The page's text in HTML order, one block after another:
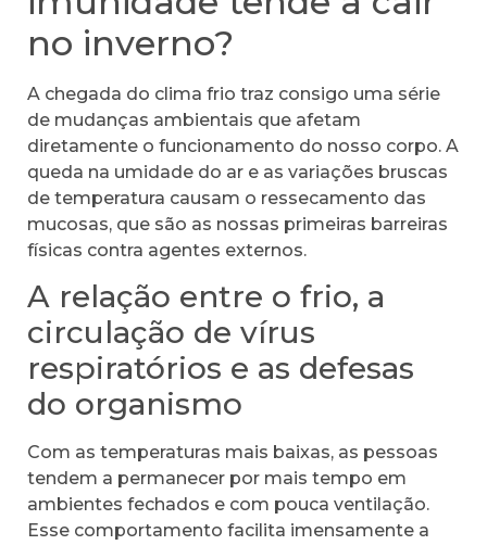
no inverno?
A chegada do clima frio traz consigo uma série
de mudanças ambientais que afetam
diretamente o funcionamento do nosso corpo. A
queda na umidade do ar e as variações bruscas
de temperatura causam o ressecamento das
mucosas, que são as nossas primeiras barreiras
físicas contra agentes externos.
A relação entre o frio, a
circulação de vírus
respiratórios e as defesas
do organismo
Com as temperaturas mais baixas, as pessoas
tendem a permanecer por mais tempo em
ambientes fechados e com pouca ventilação.
Esse comportamento facilita imensamente a